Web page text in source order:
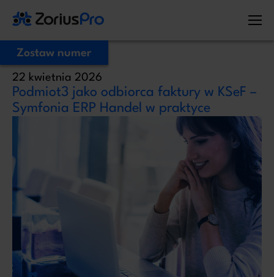
Zostaw Swój numer telefonu,
zadzwonimy niezwłocznie!
podane w formularzu przetwarzamy w celu obsługi Twojej wiadomości i
kontaktu w związku z jej treścią. Podstawą przetwarzania jest art. 6 ust. 1 lit. b
RODO, gdy Twoje zapytanie dotyczy oferty lub zawarcia umowy, albo art. 6
ust. 1 lit. f RODO, gdy kontakt dotyczy innej sprawy. Więcej informacji o
zasadach przetwarzania danych znajdziesz w
Polityce prywatności.
Zostaw numer
22 kwietnia 2026
Podmiot3 jako odbiorca faktury w KSeF –
Symfonia ERP Handel w praktyce